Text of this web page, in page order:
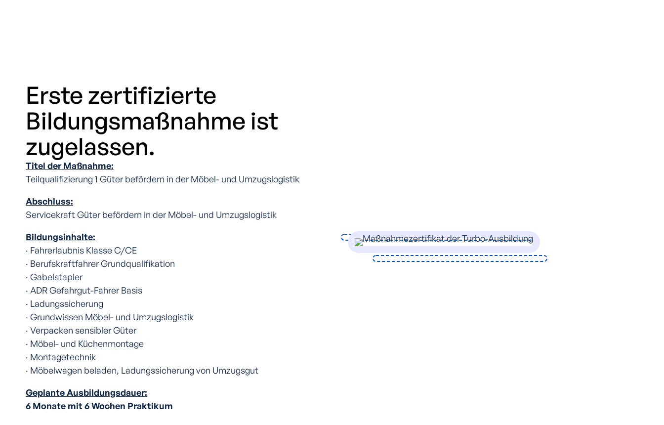
Erste zertifizierte
Bildungsmaßnahme ist
zugelassen.
Titel der Maßnahme:
Teilqualifizierung 1 Güter befördern in der Möbel- und Umzugslogistik
Abschluss:
Servicekraft Güter befördern in der Möbel- und Umzugslogistik
Bildungsinhalte:
· Fahrerlaubnis Klasse C/CE
· Berufskraftfahrer Grundqualifikation
· Gabelstapler
· ADR Gefahrgut-Fahrer Basis
· Ladungssicherung
· Grundwissen Möbel- und Umzugslogistik
· Verpacken sensibler Güter
· Möbel- und Küchenmontage
· Montagetechnik
· Möbelwagen beladen, Ladungssicherung von Umzugsgut
Geplante Ausbildungsdauer:
6 Monate mit 6 Wochen Praktikum